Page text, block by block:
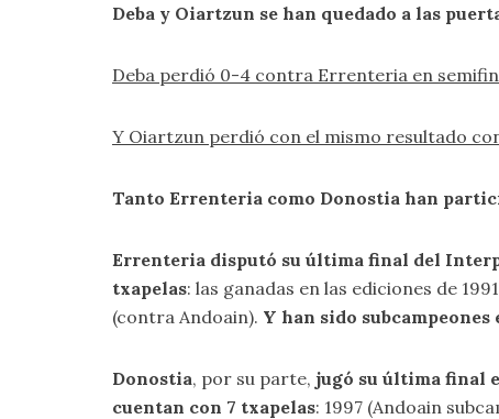
Deba y Oiartzun se han quedado a las
Deba perdió 0-4 contra Errenteria en
Y Oiartzun perdió con el mismo resultado
Tanto Errenteria como Donostia han
Errenteria disputó su última final del
txapelas: las ganadas en las ediciones de
(contra Andoain). Y han sido
Donostia, por su parte, jugó su última final
cuentan con 7 txapelas: 1997 (Andoain